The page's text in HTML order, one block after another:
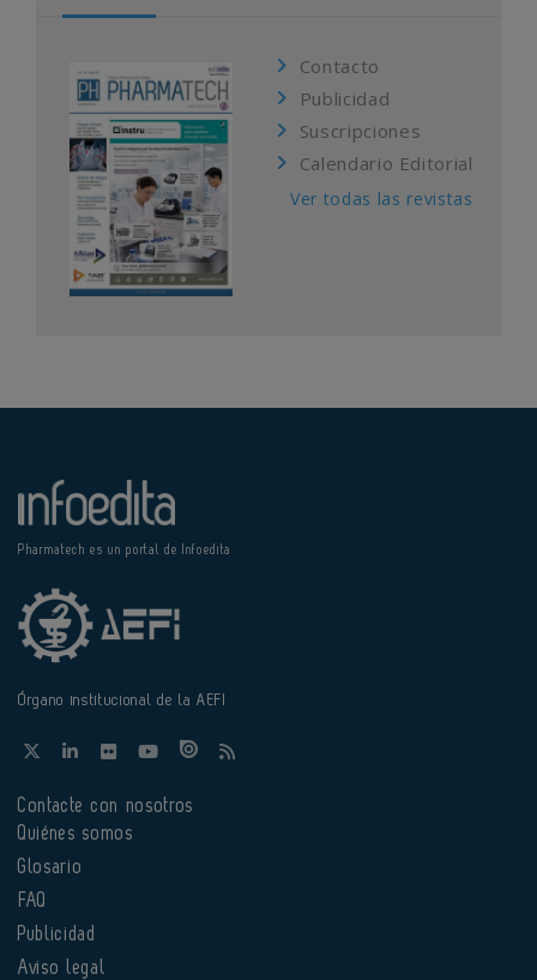
Contacto
Publicidad
Suscripciones
Calendario Editorial
Ver todas las revistas
Pharmatech es un portal de Infoedita
Órgano institucional de la AEFI
Contacte con nosotros
Quiénes somos
Glosario
FAQ
Publicidad
Aviso legal